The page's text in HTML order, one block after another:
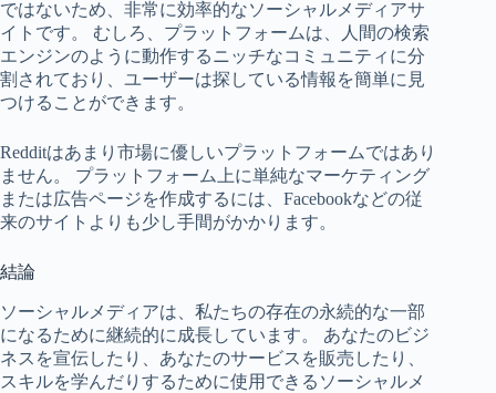
ではないため、非常に効率的なソーシャルメディアサ
イトです。 むしろ、プラットフォームは、人間の検索
エンジンのように動作するニッチなコミュニティに分
割されており、ユーザーは探している情報を簡単に見
つけることができます。
Redditはあまり市場に優しいプラットフォームではあり
ません。 プラットフォーム上に単純なマーケティング
または広告ページを作成するには、Facebookなどの従
来のサイトよりも少し手間がかかります。
結論
ソーシャルメディアは、私たちの存在の永続的な一部
になるために継続的に成長しています。 あなたのビジ
ネスを宣伝したり、あなたのサービスを販売したり、
スキルを学んだりするために使用できるソーシャルメ